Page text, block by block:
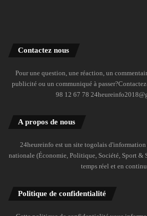
Contactez nous
Pour une question, une réaction, un
publicité ou un communiqué à
98 12 67 78
A propos de nous
24heureinfo est un site togolais
nationale (Économie, Politique, Société, Sport &
temps réel et en continu.
Politique de confidentialité